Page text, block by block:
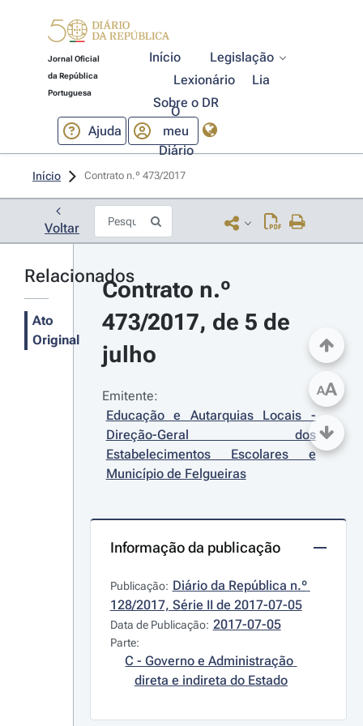
Jornal Oficial
da República
Portuguesa
Início
Legislação
Lexionário
Lia
Sobre o DR
Ajuda
O
meu
Diário
Início Contrato n.º 473/2017
Voltar
Relacionados
Ato
Original
Contrato n.º
473/2017, de 5 de
julho
Emitente:
Educação e Autarquias Locais -
Direção-Geral dos
Estabelecimentos Escolares e
Município de Felgueiras
Informação da publicação
Publicação: Diário da República n.º
128/2017, Série II de 2017-07-05
Data de Publicação: 2017-07-05
Parte:
C - Governo e Administração
direta e indireta do Estado
AA